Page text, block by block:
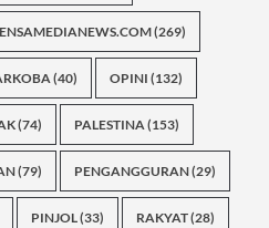
(269)
(40) OPINI (132)
(74) PALESTINA(153)
(79) PENGANGGURAN(29)
PINJOL(33) RAKYAT(28)